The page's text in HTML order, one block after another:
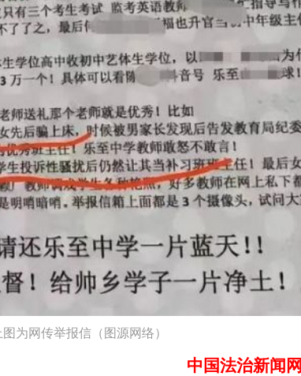
图为网传举报信（ 图源网络）
中国法治新闻网